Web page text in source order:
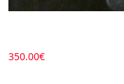
350.00€